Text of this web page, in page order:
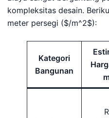
kompleksitas desain.
meter persegi ($/m^2$):
Kategori
Bangunan